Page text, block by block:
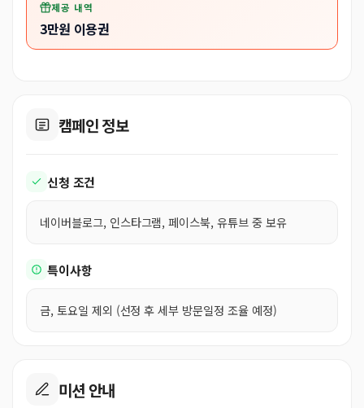
제공 내역
3만원 이용권
캠페인 정보
신청 조건
네이버블로그, 인스타그램, 페이스북, 유튜브 중 보유
특이사항
금, 토요일 제외 (선정 후 세부 방문일정 조율 예정)
미션 안내